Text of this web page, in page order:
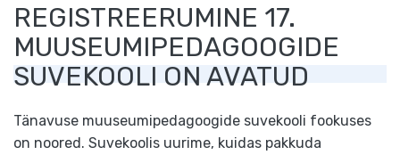
KÜLGPAANI
NAVIGATSIOON
REGISTREERUMINE 17.
MUUSEUMIPEDAGOOGIDE
SUVEKOOLI ON AVATUD
Tänavuse muuseumipedagoogide suvekooli fookuses
on noored. Suvekoolis uurime, kuidas pakkuda